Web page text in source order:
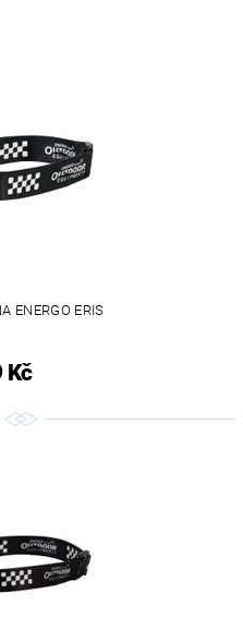
ENERGO ERIS
Kč